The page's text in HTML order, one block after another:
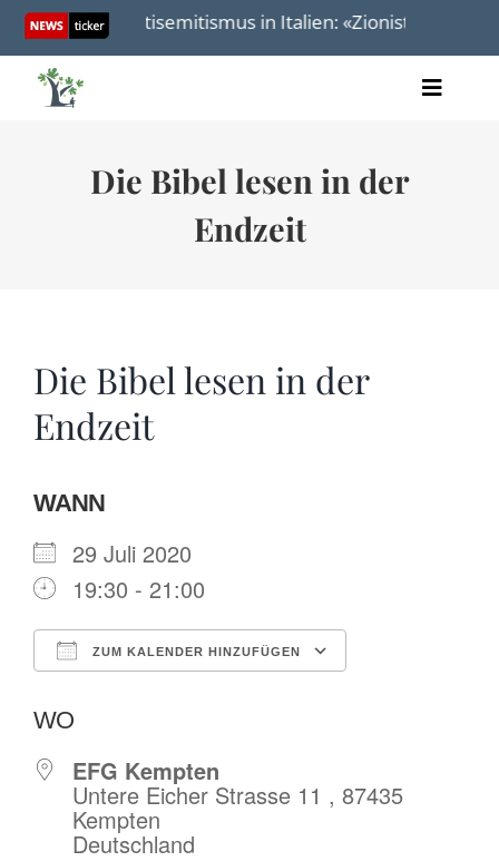
Skip
content
Antisemitismus in Italien: «Zionist» – Das neue
Toggle
Spenden
Die Bibel lesen in der
Endzeit
Die Bibel lesen in der
Endzeit
WANN
29 Juli 2020
19:30 - 21:00
ZUM KALENDER HINZUFÜGEN
WO
EFG Kempten
Untere Eicher Strasse 11 , 87435
Kempten
Deutschland